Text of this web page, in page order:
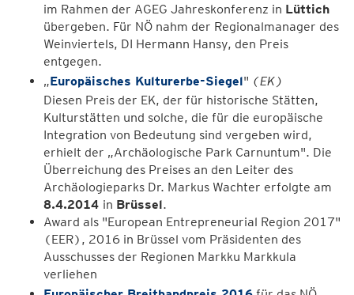
im Rahmen der AGEG Jahreskonferenz in Lüttich
übergeben. Für NÖ nahm der Regionalmanager des
Weinviertels, DI Hermann Hansy, den Preis
entgegen.
„Europäisches Kulturerbe-Siegel" (EK)
Diesen Preis der EK, der für historische Stätten,
Kulturstätten und solche, die für die europäische
Integration von Bedeutung sind vergeben wird,
erhielt der „Archäologische Park Carnuntum". Die
Überreichung des Preises an den Leiter des
Archäologieparks Dr. Markus Wachter erfolgte am
8.4.2014 in Brüssel.
Award als "European Entrepreneurial Region 2017"
(EER), 2016 in Brüssel vom Präsidenten des
Ausschusses der Regionen Markku Markkula
verliehen